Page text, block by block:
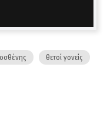
θετοί γονείς